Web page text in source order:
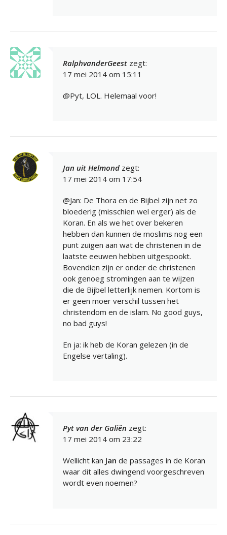
RalphvanderGeest zegt:
17 mei 2014 om 15:11
@Pyt, LOL. Helemaal voor!
Jan uit Helmond zegt:
17 mei 2014 om 17:54
@Jan: De Thora en de Bijbel zijn net zo
bloederig (misschien wel erger) als de
Koran. En als we het over bekeren
hebben dan kunnen de moslims nog een
punt zuigen aan wat de christenen in de
laatste eeuwen hebben uitgespookt.
Bovendien zijn er onder de christenen
ook genoeg stromingen aan te wijzen
die de Bijbel letterlijk nemen. Kortom is
er geen moer verschil tussen het
christendom en de islam. No good guys,
no bad guys!
En ja: ik heb de Koran gelezen (in de
Engelse vertaling).
Pyt van der Galiën zegt:
17 mei 2014 om 23:22
Wellicht kan Jan de passages in de Koran
waar dit alles dwingend voorgeschreven
wordt even noemen?